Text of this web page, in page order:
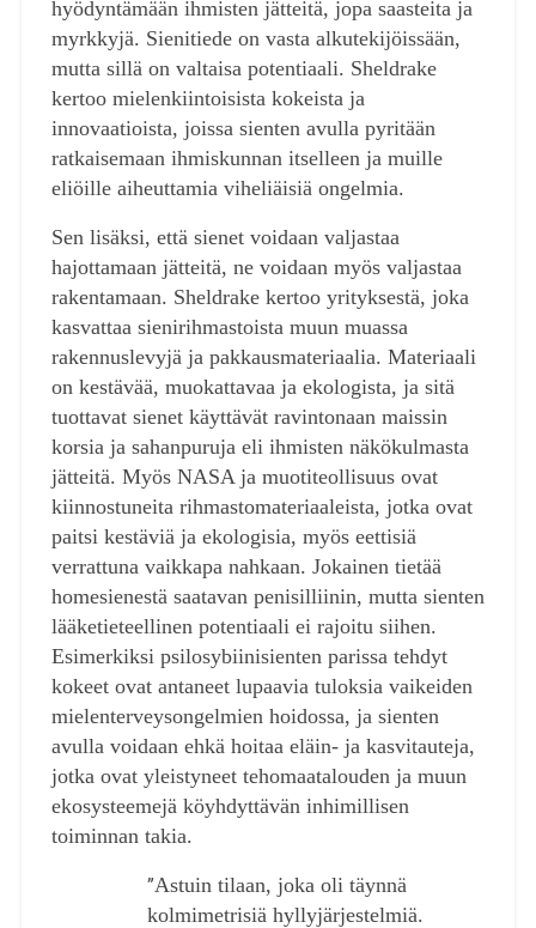
hyödyntämään ihmisten jätteitä, jopa saasteita ja
myrkkyjä. Sienitiede on vasta alkutekijöissään,
mutta sillä on valtaisa potentiaali. Sheldrake
kertoo mielenkiintoisista kokeista ja
innovaatioista, joissa sienten avulla pyritään
ratkaisemaan ihmiskunnan itselleen ja muille
eliöille aiheuttamia viheliäisiä ongelmia.
Sen lisäksi, että sienet voidaan valjastaa
hajottamaan jätteitä, ne voidaan myös valjastaa
rakentamaan. Sheldrake kertoo yrityksestä, joka
kasvattaa sienirihmastoista muun muassa
rakennuslevyjä ja pakkausmateriaalia. Materiaali
on kestävää, muokattavaa ja ekologista, ja sitä
tuottavat sienet käyttävät ravintonaan maissin
korsia ja sahanpuruja eli ihmisten näkökulmasta
jätteitä. Myös NASA ja muotiteollisuus ovat
kiinnostuneita rihmastomateriaaleista, jotka ovat
paitsi kestäviä ja ekologisia, myös eettisiä
verrattuna vaikkapa nahkaan. Jokainen tietää
homesienestä saatavan penisilliinin, mutta sienten
lääketieteellinen potentiaali ei rajoitu siihen.
Esimerkiksi psilosybiinisienten parissa tehdyt
kokeet ovat antaneet lupaavia tuloksia vaikeiden
mielenterveysongelmien hoidossa, ja sienten
avulla voidaan ehkä hoitaa eläin- ja kasvitauteja,
jotka ovat yleistyneet tehomaatalouden ja muun
ekosysteemejä köyhdyttävän inhimillisen
toiminnan takia.
”Astuin tilaan, joka oli täynnä
kolmimetrisiä hyllyjärjestelmiä.